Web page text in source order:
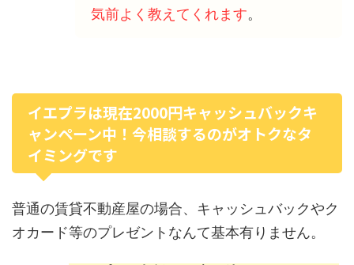
気前よく教えてくれます。
イエプラは現在2000円キャッシュバックキ
ャンペーン中！今相談するのがオトクなタ
イミングです
普通の賃貸不動産屋の場合、キャッシュバックやク
オカード等のプレゼントなんて基本有りません。